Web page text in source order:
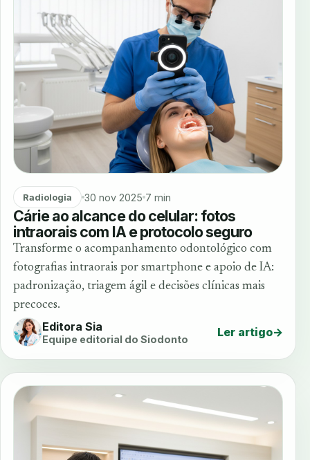
Radiologia 30 nov 2025 7 min
Cárie ao alcance do celular: fotos
intraorais com IA e protocolo seguro
Transforme o acompanhamento odontológico com
fotografias intraorais por smartphone e apoio de IA:
padronização, triagem ágil e decisões clínicas mais
precoces.
Editora Sia
Equipe editorial do Siodonto Ler artigo→